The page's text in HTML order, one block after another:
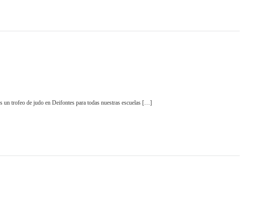
en Deifontes para todas nuestras escuelas […]